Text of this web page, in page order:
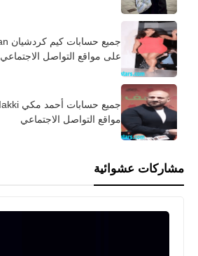
على مواقع التواصل الاجتماعي
مواقع التواصل الاجتماعي
مشاركات عشوائية